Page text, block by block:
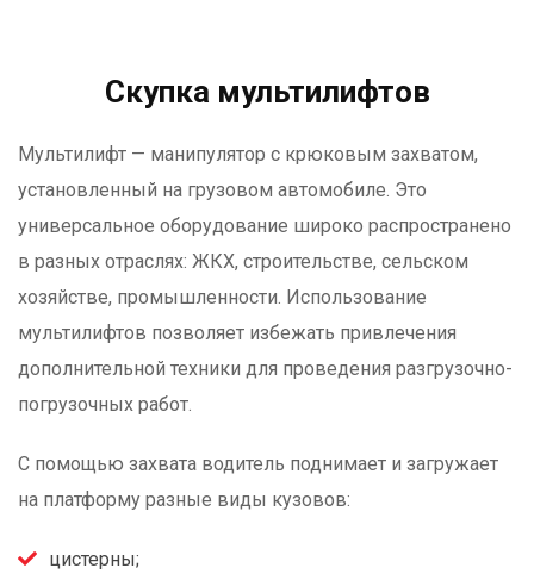
Скупка мультилифтов
Мультилифт — манипулятор с крюковым захватом,
установленный на грузовом автомобиле. Это
универсальное оборудование широко распространено
в разных отраслях: ЖКХ, строительстве, сельском
хозяйстве, промышленности. Использование
мультилифтов позволяет избежать привлечения
дополнительной техники для проведения разгрузочно-
погрузочных работ.
С помощью захвата водитель поднимает и загружает
на платформу разные виды кузовов:
цистерны;